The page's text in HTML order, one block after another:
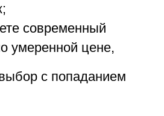
современный
умеренной цене,
с попаданием